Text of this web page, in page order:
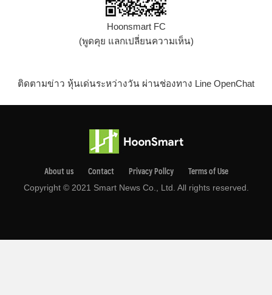
Hoonsmart FC
(พูดคุย แลกเปลี่ยนความเห็น)
ติดตามข่าว หุ้นเด่นระหว่างวัน ผ่านช่องทาง Line OpenChat
About us Contact Privacy Pollcy Terms of Use
Copyright © 2021 Smart News Co., Ltd. All rights reserved.